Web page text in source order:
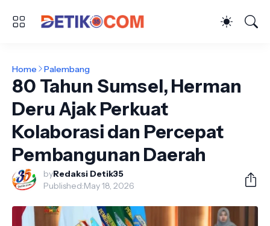
Home Palembang
80 Tahun Sumsel, Herman
Deru Ajak Perkuat
Kolaborasi dan Percepat
Pembangunan Daerah
byRedaksi Detik35
Published:May 18, 2026